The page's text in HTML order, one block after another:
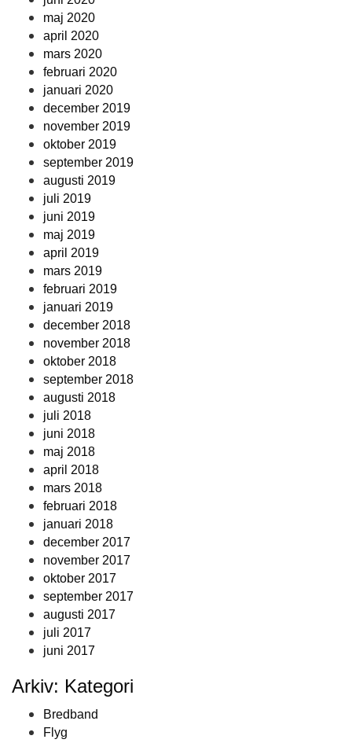
maj 2020
april 2020
mars 2020
februari 2020
januari 2020
december 2019
november 2019
oktober 2019
september 2019
augusti 2019
juli 2019
juni 2019
maj 2019
april 2019
mars 2019
februari 2019
januari 2019
december 2018
november 2018
oktober 2018
september 2018
augusti 2018
juli 2018
juni 2018
maj 2018
april 2018
mars 2018
februari 2018
januari 2018
december 2017
november 2017
oktober 2017
september 2017
augusti 2017
juli 2017
juni 2017
Arkiv: Kategori
Bredband
Flyg